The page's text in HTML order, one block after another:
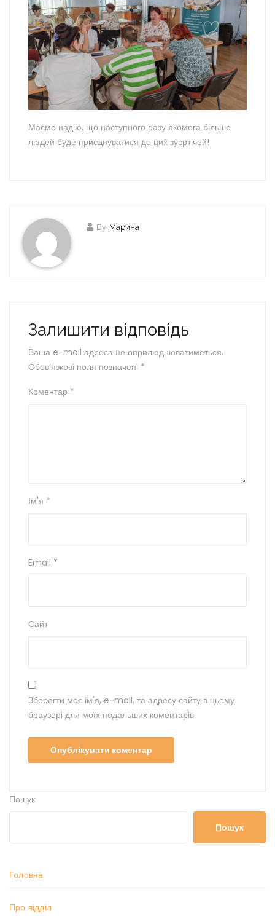
Маємо надію, що наступного разу якомога більше
людей буде приєднуватися до цих зусртічей!
By Марина
Залишити відповідь
Ваша e-mail адреса не оприлюднюватиметься.
Обов’язкові поля позначені *
Коментар *
Ім'я *
Email *
Сайт
Зберегти моє ім'я, e-mail, та адресу сайту в цьому
браузері для моїх подальших коментарів.
Пошук
Пошук
Головна
Про відділ